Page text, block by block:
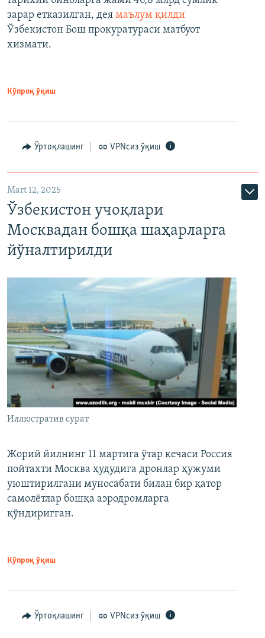
зарар етказилган, дея маълум қилди
Ўзбекистон Бош прокуратураси матбуот
хизмати.
Кўпроқ ўқиш
Ўртоқлашинг VPNсиз ўқиш
Mart 12, 2025
Ўзбекистон учоқлари
Москвадан бошқа шаҳарларга
йўналтирилди
Иллюстратив сурат
Жорий йилнинг 11 мартига ўтар кечаси Россия
пойтахти Москва ҳудудига дронлар ҳужуми
уюштирилгани муносабати билан бир қатор
самолётлар бошқа аэродромларга
қўндиригган.
Кўпроқ ўқиш
Ўртоқлашинг VPNсиз ўқиш